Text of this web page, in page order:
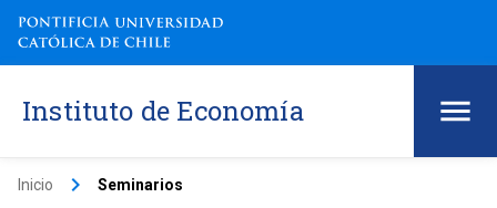
Instituto de Economía
Inicio keyboard_arrow_right Seminarios